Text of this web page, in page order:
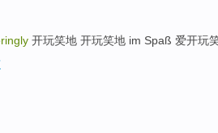
开玩笑地 开玩笑地 im Spaß 爱开玩